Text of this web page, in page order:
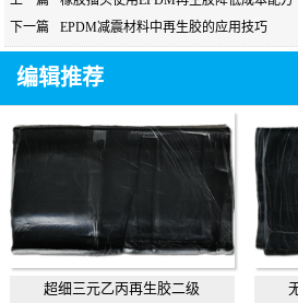
下一篇
EPDM减震材料中再生胶的应用技巧
编辑推荐
超细三元乙丙再生胶二级